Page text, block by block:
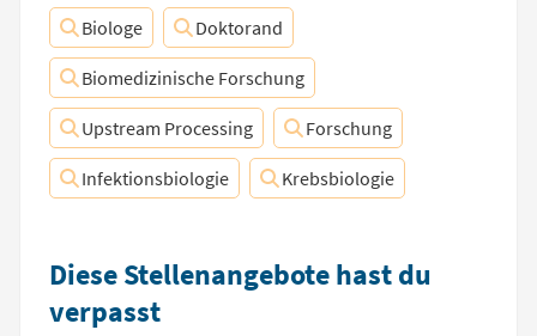
Biologe Doktorand
Biomedizinische Forschung
Upstream Processing Forschung
Infektionsbiologie Krebsbiologie
Diese Stellenangebote hast du
verpasst